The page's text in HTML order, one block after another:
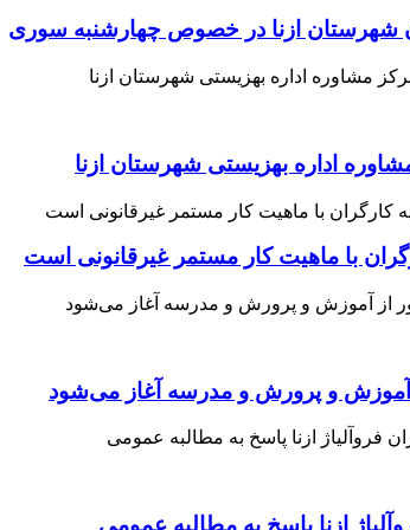
شهرستان ازنا در خصوص چهارشنبه ‌سوری
اداره بهزیستی شهرستان ازنا
با ماهیت کار مستمر غیرقانونی است
و پرورش و مدرسه آغاز می‌شود
ازنا پاسخ به مطالبه عمومی